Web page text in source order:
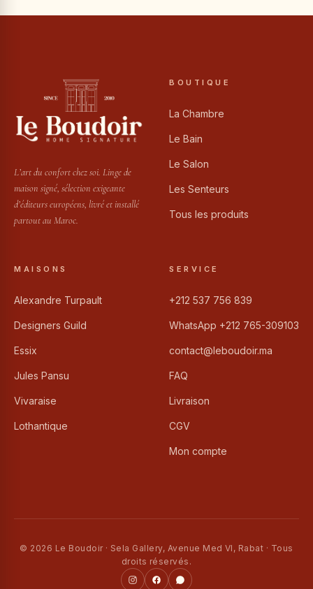
L’art du confort chez soi. Linge de
maison signé, sélection exigeante
d’éditeurs européens, livré et installé
partout au Maroc.
BOUTIQUE
La Chambre
Le Bain
Le Salon
Les Senteurs
Tous les produits
MAISONS
Alexandre Turpault
Designers Guild
Essix
Jules Pansu
Vivaraise
Lothantique
SERVICE
+212 537 756 839
WhatsApp +212 765-309103
contact@leboudoir.ma
FAQ
Livraison
CGV
Mon compte
© 2026 Le Boudoir · Sela Gallery, Avenue Med VI, Rabat · Tous
droits réservés.